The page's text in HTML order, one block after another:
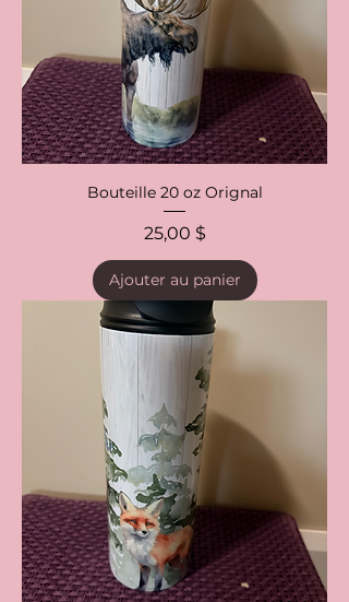
Bouteille 20 oz Orignal
Prix
25,00 $
Ajouter au panier